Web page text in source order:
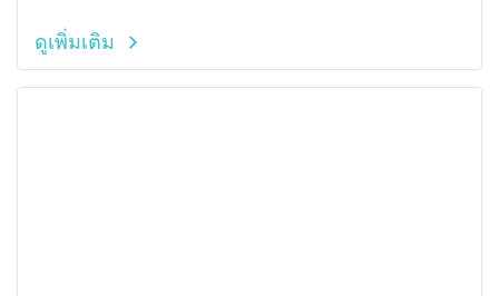
ดูเพิ่มเติม